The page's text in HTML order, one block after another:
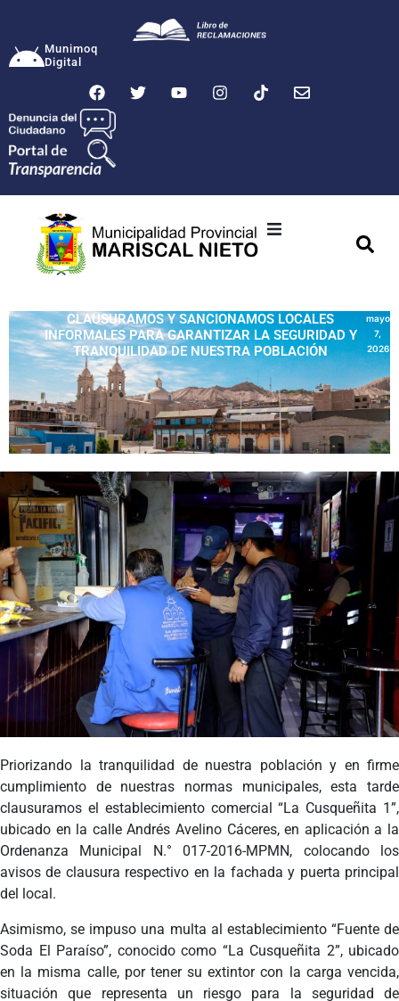
Munimoq
Digital
Transparencia
Seguridad
Programas
CLAUSURAMOS Y SANCIONAMOS LOCALES
INFORMALES PARA GARANTIZAR LA SEGURIDAD Y
TRANQUILIDAD DE NUESTRA POBLACIÓN
mayo
7,
2026
Priorizando la tranquilidad de nuestra población y en firme
cumplimiento de nuestras normas municipales, esta tarde
clausuramos el establecimiento comercial “La Cusqueñita 1”,
ubicado en la calle Andrés Avelino Cáceres, en aplicación a la
Ordenanza Municipal N.° 017-2016-MPMN, colocando los
avisos de clausura respectivo en la fachada y puerta principal
del local.
Asimismo, se impuso una multa al establecimiento “Fuente de
Soda El Paraíso”, conocido como “La Cusqueñita 2”, ubicado
en la misma calle, por tener su extintor con la carga vencida,
situación que representa un riesgo para la seguridad de